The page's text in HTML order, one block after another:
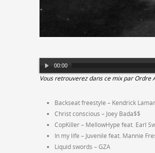
Lecteur
audio
00:00
Vous retrouverez dans ce mix par Ordre
Backseat freestyle – Kendrick Lamar
Christ conscious – Joey Bada$$
CopKiller – MellowHype feat. Earl
In my life – Juvenile feat. Mannie
Liquid swords – GZA